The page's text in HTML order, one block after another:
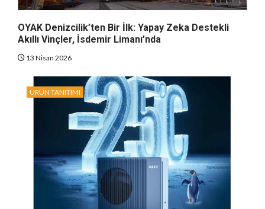
OYAK Denizcilik’ten Bir İlk: Yapay Zeka Destekli
Akıllı Vinçler, İsdemir Limanı’nda
13 Nisan 2026
ÜRÜN TANITIMI